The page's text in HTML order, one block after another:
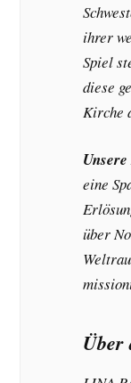
ihrer
Spiel
diese
Kirche
eine
über
Über